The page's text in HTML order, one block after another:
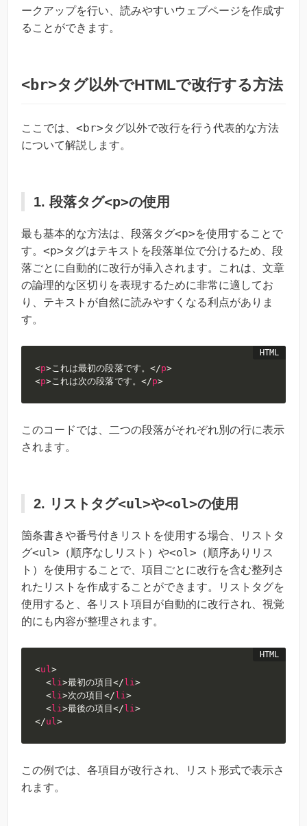
ークアップを行い、読みやすいウェブページを作成す
ることができます。
<br>タグ以外でHTMLで改行する方法
ここでは、 <br>タグ以外で改行を行う代表的な方法
について解説します。
1. 段落タグ<p>の使用
最も基本的な方法は、段落タグ<p>を使用することで
す。 <p>タグはテキストを段落単位で分けるため、段
落ごとに自動的に改行が挿入されます。これは、文章
の論理的な区切りを表現するために非常に適してお
り、テキストが自然に読みやすくなる利点がありま
す。
<p>これは最初の段落です。 </p>
<p>これは次の段落です。 </p>
このコードでは、二つの段落がそれぞれ別の行に表示
されます。
2. リストタグ<ul>や<ol>の使用
箇条書きや番号付きリストを使用する場合、リストタ
グ<ul> （順序なしリスト）や<ol> （順序ありリス
ト）を使用することで、項目ごとに改行を含む整列さ
れたリストを作成することができます。リストタグを
使用すると、各リスト項目が自動的に改行され、視覚
的にも内容が整理されます。
<ul>
<li>最初の項目 </ li>
<li>次の項目 </ li>
<li>最後の項目 </ li>
</ul>
この例では、各項目が改行され、リスト形式で表示さ
れます。